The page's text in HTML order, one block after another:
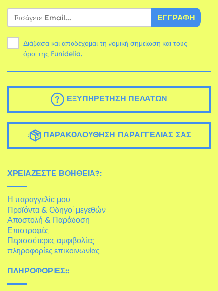
ΕΓΓΡΑΦΉ
Διάβασα και αποδέχομαι τη νομική σημείωση και τους
όροι της Funidelia.
ΕΞΥΠΗΡΈΤΗΣΗ ΠΕΛΑΤΏΝ
ΠΑΡΑΚΟΛΟΎΘΗΣΗ ΠΑΡΑΓΓΕΛΊΑΣ ΣΑΣ
ΧΡΕΙΆΖΕΣΤΕ ΒΟΉΘΕΙΑ?:
Η παραγγελία μου
Προϊόντα & Οδηγοί μεγεθών
Αποστολή & Παράδοση
Επιστροφές
Περισσότερες αμφιβολίες
πληροφορίες επικοινωνίας
ΠΛΗΡΟΦΟΡΊΕΣ::